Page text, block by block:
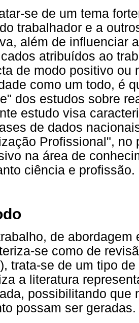
se de um tema
trabalhador e a
além de influenciar
atribuídos ao
de modo positivo ou
como um todo, é
dos estudos sobre
estudo visa
de dados
Profissional", no
na área de
ciência e profissão.
de
se como de
trata-se de um tipo
a literatura
possibilitando que
possam ser geradas.